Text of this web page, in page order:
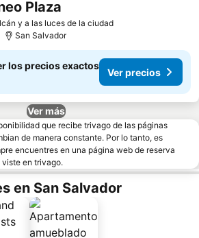
y a las luces de la ciudadVer precios
Plaza
San Salvador
los precios exactos
Ver precios
Ver más
que recibe trivago de las páginas
de manera constante. Por lo tanto, es
encuentres en una página web de reserva
viste en trivago.
en San Salvador